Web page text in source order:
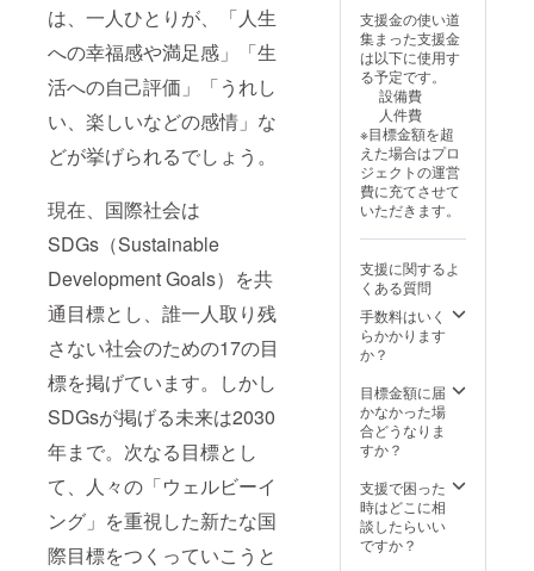
は、一人ひとりが、「人生
への幸福感や満足感」「生
活への自己評価」「うれし
い、楽しいなどの感情」な
どが挙げられるでしょう。
現在、国際社会は
SDGs（Sustainable
Development Goals）を共
通目標とし、誰一人取り残
さない社会のための17の目
標を掲げています。しかし
SDGsが掲げる未来は2030
年まで。次なる目標とし
て、人々の「ウェルビーイ
ング」を重視した新たな国
際目標をつくっていこうと
方法：
お名前
を文字
で掲載
します
・注意
事項：
支援
時、必
ず備考
欄に掲
載を希
るお名
前をご
記入く
ださい
支援金の使い道
集まった支援金
は以下に使用す
る予定です。
設備費
人件費
※目標金額を超
えた場合はプロ
ジェクトの運営
費に充てさせて
いただきます。
支援に関するよ
くある質問
手数料はいく
らかかります
か？
目標金額に届
かなかった場
合どうなりま
すか？
支援で困った
時はどこに相
談したらいい
ですか？